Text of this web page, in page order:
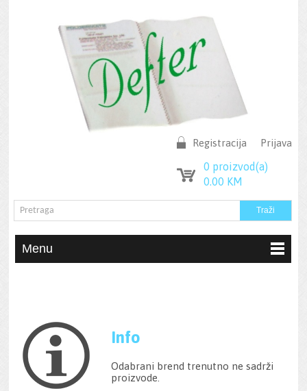
Prijava
Registracija
0 proizvod(a)
0.00 KM
Menu
Info
Odabrani brend trenutno ne sadrži
proizvode.